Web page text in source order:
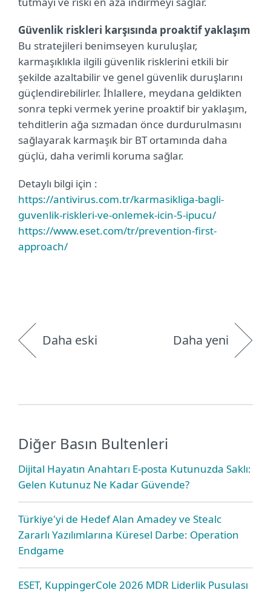
Güvenlik riskleri karşısında proaktif yaklaşım
Bu stratejileri benimseyen kuruluşlar,
karmaşıklıkla ilgili güvenlik risklerini etkili bir
şekilde azaltabilir ve genel güvenlik duruşlarını
güçlendirebilirler. İhlallere, meydana geldikten
sonra tepki vermek yerine proaktif bir yaklaşım,
tehditlerin ağa sızmadan önce durdurulmasını
sağlayarak karmaşık bir BT ortamında daha
güçlü, daha verimli koruma sağlar.
Detaylı bilgi için :
https://antivirus.com.tr/karmasikliga-bagli-
guvenlik-riskleri-ve-onlemek-icin-5-ipucu/
https://www.eset.com/tr/prevention-first-
approach/
Daha eski Daha yeni
Diğer Basın Bultenleri
Dijital Hayatın Anahtarı E-posta Kutunuzda Saklı:
Gelen Kutunuz Ne Kadar Güvende?
Türkiye'yi de Hedef Alan Amadey ve Stealc
Zararlı Yazılımlarına Küresel Darbe: Operation
Endgame
ESET, KuppingerCole 2026 MDR Liderlik Pusulası